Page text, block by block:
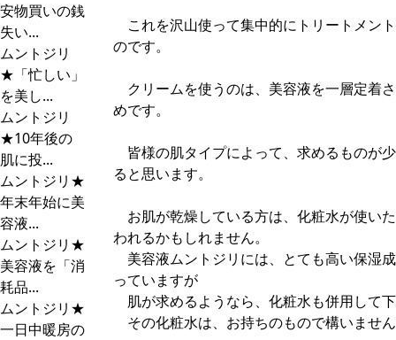
安物買いの銭
失い...
ムントジリ
★「忙しい」
を美し...
ムントジリ
★10年後の
肌に投...
ムントジリ★
年末年始に美
容液...
ムントジリ★
美容液を「消
耗品...
ムントジリ★
一日中暖房の
これを沢山使って集中的にトリートメン
のです。
クリームを使うのは、美容液を一層定着
めです。
皆様の肌タイプによって、求めるものが
ると思います。
お肌が乾燥している方は、化粧水が使い
われるかもしれません。
美容液ムントジリには、とても高い保湿
っていますが
肌が求めるようなら、化粧水も併用して
その化粧水は、お持ちのもので構いませ